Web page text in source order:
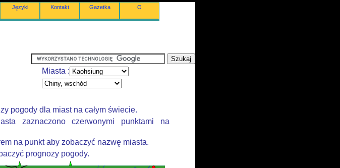
Języki Kontakt Gazetka O
Miasta :
pogody dla miast na całym świecie.
zaznaczono czerwonymi punktami na
na punkt aby zobaczyć nazwę miasta.
prognozy pogody.